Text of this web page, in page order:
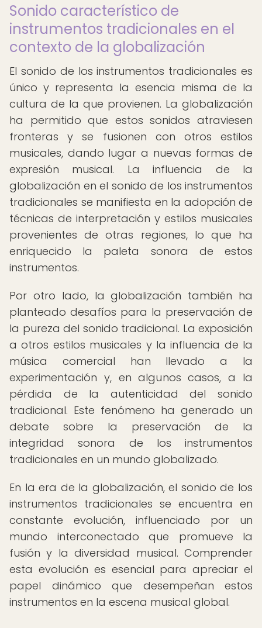
Sonido característico de
instrumentos tradicionales en el
contexto de la globalización
El sonido de los instrumentos tradicionales es
único y representa la esencia misma de la
cultura de la que provienen. La globalización
ha permitido que estos sonidos atraviesen
fronteras y se fusionen con otros estilos
musicales, dando lugar a nuevas formas de
expresión musical. La influencia de la
globalización en el sonido de los instrumentos
tradicionales se manifiesta en la adopción de
técnicas de interpretación y estilos musicales
provenientes de otras regiones, lo que ha
enriquecido la paleta sonora de estos
instrumentos.
Por otro lado, la globalización también ha
planteado desafíos para la preservación de
la pureza del sonido tradicional. La exposición
a otros estilos musicales y la influencia de la
música comercial han llevado a la
experimentación y, en algunos casos, a la
pérdida de la autenticidad del sonido
tradicional. Este fenómeno ha generado un
debate sobre la preservación de la
integridad sonora de los instrumentos
tradicionales en un mundo globalizado.
En la era de la globalización, el sonido de los
instrumentos tradicionales se encuentra en
constante evolución, influenciado por un
mundo interconectado que promueve la
fusión y la diversidad musical. Comprender
esta evolución es esencial para apreciar el
papel dinámico que desempeñan estos
instrumentos en la escena musical global.